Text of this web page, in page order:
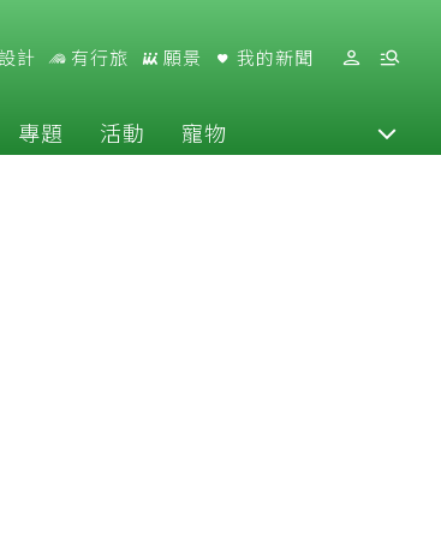
計 有行旅 願景 我的新聞
專題 活動 寵物